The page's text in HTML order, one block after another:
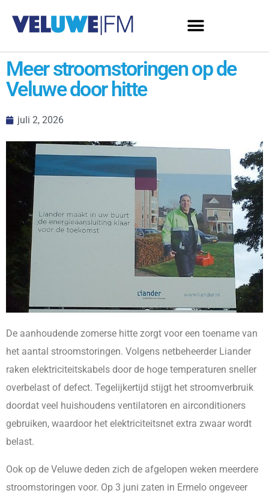
Meer stroomstoringen op de
Veluwe door hitte
juli 2, 2026
De aanhoudende zomerse hitte zorgt voor een toename van
het aantal stroomstoringen. Volgens netbeheerder Liander
raken elektriciteitskabels door de hoge temperaturen sneller
overbelast of defect. Tegelijkertijd stijgt het stroomverbruik
doordat veel huishoudens ventilatoren en airconditioners
gebruiken, waardoor het elektriciteitsnet extra zwaar wordt
belast.
Ook op de Veluwe deden zich de afgelopen weken meerdere
stroomstoringen voor. Op 3 juni zaten in Ermelo ongeveer